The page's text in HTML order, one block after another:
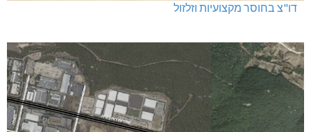
דו"צ בחוסר מקצועיות וזלזול